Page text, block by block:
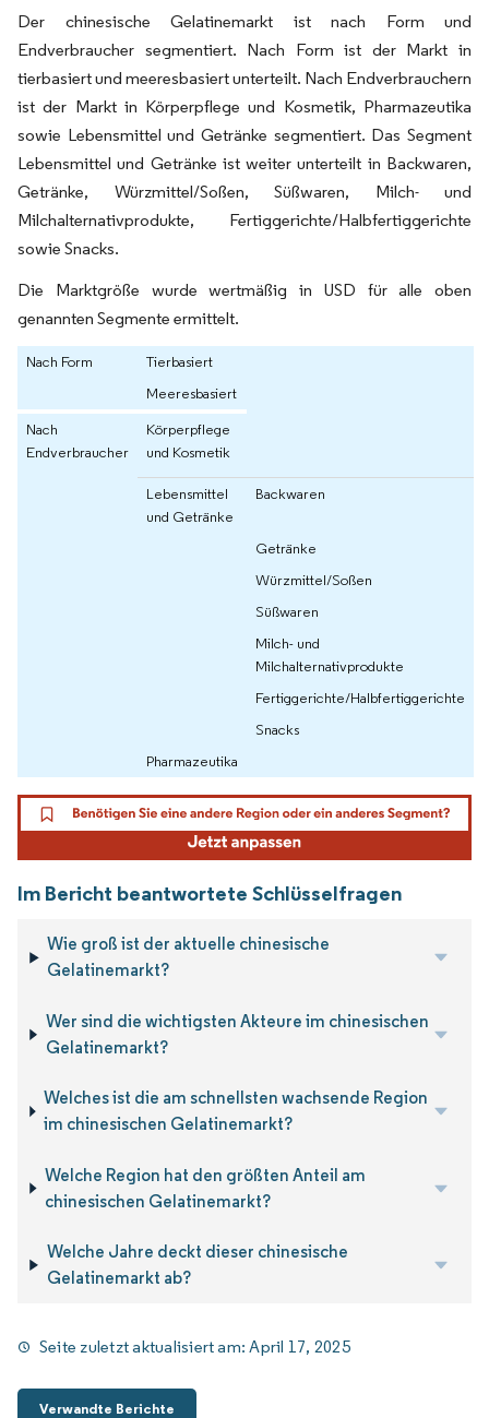
Der chinesische Gelatinemarkt ist nach Form und
Endverbraucher segmentiert. Nach Form ist der Markt in
tierbasiert und meeresbasiert unterteilt. Nach Endverbrauchern
ist der Markt in Körperpflege und Kosmetik, Pharmazeutika
sowie Lebensmittel und Getränke segmentiert. Das Segment
Lebensmittel und Getränke ist weiter unterteilt in Backwaren,
Getränke, Würzmittel/Soßen, Süßwaren, Milch- und
Milchalternativprodukte, Fertiggerichte/Halbfertiggerichte
sowie Snacks.
Die Marktgröße wurde wertmäßig in USD für alle oben
genannten Segmente ermittelt.
Nach Form
Tierbasiert
Meeresbasiert
Nach
Endverbraucher
Körperpflege
und Kosmetik
Lebensmittel
und Getränke
Backwaren
Getränke
Würzmittel/Soßen
Süßwaren
Milch- und
Milchalternativprodukte
Fertiggerichte/Halbfertiggerichte
Snacks
Pharmazeutika
Im Bericht beantwortete Schlüsselfragen
Wie groß ist der aktuelle chinesische
Gelatinemarkt?
Wer sind die wichtigsten Akteure im chinesischen
Gelatinemarkt?
Welches ist die am schnellsten wachsende Region
im chinesischen Gelatinemarkt?
Welche Region hat den größten Anteil am
chinesischen Gelatinemarkt?
Welche Jahre deckt dieser chinesische
Gelatinemarkt ab?
Seite zuletzt aktualisiert am:April 17, 2025
Verwandte Berichte